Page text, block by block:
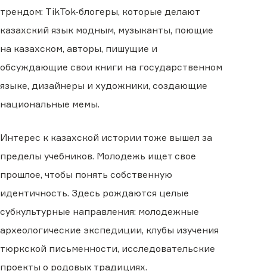
трендом: TikTok-блогеры, которые делают
казахский язык модным, музыканты, поющие
на казахском, авторы, пишущие и
обсуждающие свои книги на государственном
языке, дизайнеры и художники, создающие
национальные мемы.
Интерес к казахской истории тоже вышел за
пределы учебников. Молодежь ищет свое
прошлое, чтобы понять собственную
идентичность. Здесь рождаются целые
субкультурные направления: молодежные
археологические экспедиции, клубы изучения
тюркской письменности, исследовательские
проекты о родовых традициях.